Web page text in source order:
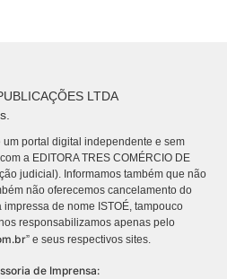
LTDA
um portal digital independente e sem
a EDITORA TRES COMÉRCIO DE
judicial). Informamos também que não
não oferecemos cancelamento do
de nome ISTOÉ, tampouco
responsabilizamos apenas pelo
” e seus respectivos sites.
de Imprensa: